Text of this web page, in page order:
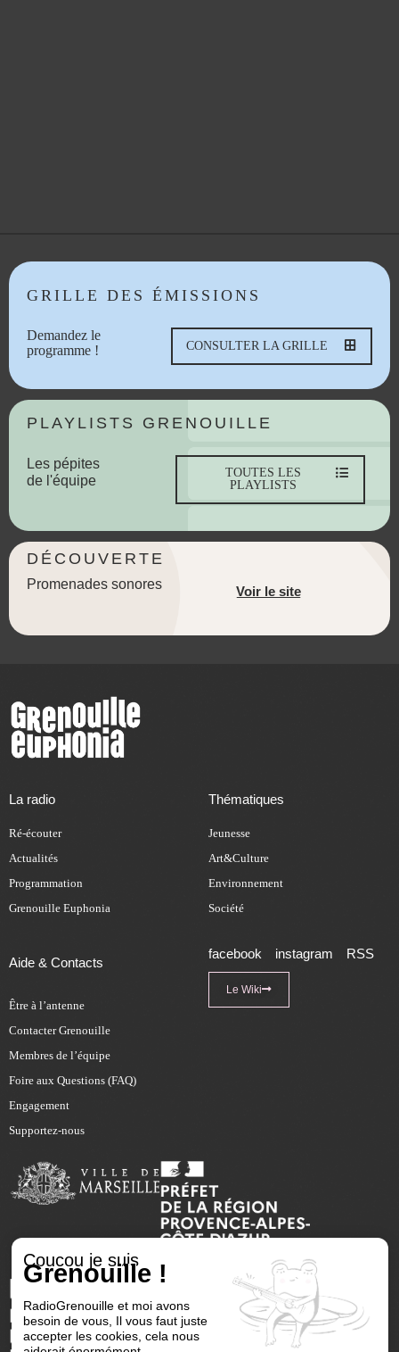
GRILLE DES ÉMISSIONS
Demandez le
programme !
CONSULTER LA GRILLE
PLAYLISTS GRENOUILLE
Les pépites
de l'équipe
TOUTES LES
PLAYLISTS
DÉCOUVERTE
Promenades sonores Voir le site
La radio
Ré-écouter
Actualités
Programmation
Grenouille Euphonia
Thématiques
Jeunesse
Art&Culture
Environnement
Société
Aide & Contacts
Être à l’antenne
Contacter Grenouille
Membres de l’équipe
Foire aux Questions (FAQ)
Engagement
Supportez-nous
facebook instagram RSS
Le Wiki
Coucou je suis
Grenouille !
RadioGrenouille et moi avons
besoin de vous, Il vous faut juste
accepter les cookies, cela nous